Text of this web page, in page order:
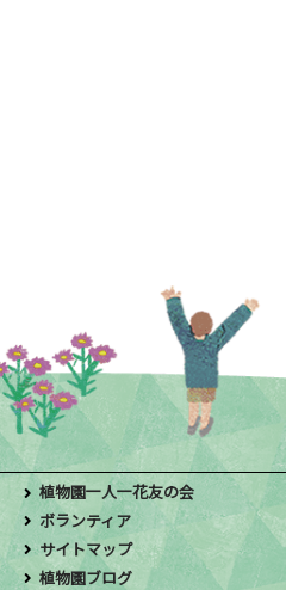
植物園一人一花友の会
ボランティア
サイトマップ
植物園ブログ